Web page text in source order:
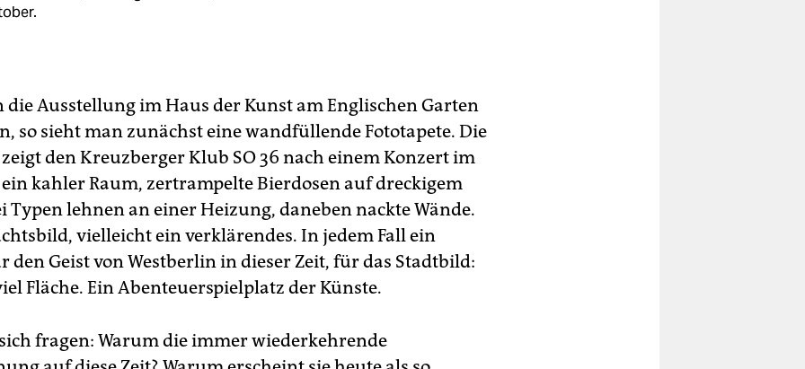
Ausstellung im Haus der Kunst am Englischen Garten
so sieht man zunächst eine wandfüllende Fototapete. Die
den Kreuzberger Klub SO 36 nach einem Konzert im
ein kahler Raum, zertrampelte Bierdosen auf dreckigem
Typen lehnen an einer Heizung, daneben nackte Wände.
vielleicht ein verklärendes. In jedem Fall ein
den Geist von Westberlin in dieser Zeit, für das Stadtbild:
Fläche. Ein Abenteuerspielplatz der Künste.
fragen: Warum die immer wiederkehrende